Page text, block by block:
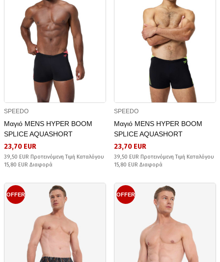
SPEEDO
Μαγιό MENS HYPER BOOM
SPLICE AQUASHORT
23,70 EUR
39,50 EUR Προτεινόμενη Τιμή Καταλόγου
15,80 EUR Διαφορά
SPEEDO
Μαγιό MENS HYPER BOOM
SPLICE AQUASHORT
23,70 EUR
39,50 EUR Προτεινόμενη Τιμή Καταλόγου
15,80 EUR Διαφορά
OFFER OFFER